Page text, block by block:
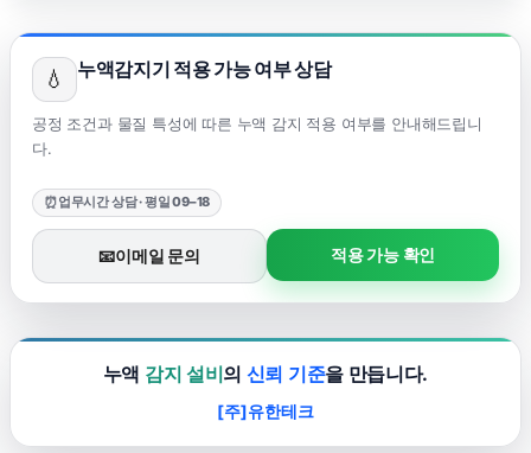
💧 누액감지기 적용 가능 여부 상담
공정 조건과 물질 특성에 따른 누액 감지 적용 여부를 안내해드립니
다.
⏰업무시간 상담 · 평일 09–18
📧이메일 문의 적용 가능 확인
누액 감지 설비의 신뢰 기준을 만듭니다.
[주]유한테크